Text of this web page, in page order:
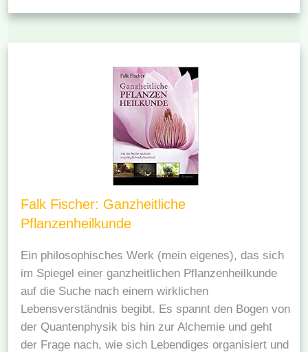
Falk Fischer: Ganzheitliche
Pflanzenheilkunde
Ein philosophisches Werk (mein eigenes), das sich
im Spiegel einer ganzheitlichen Pflanzenheilkunde
auf die Suche nach einem wirklichen
Lebensverständnis begibt. Es spannt den Bogen von
der Quantenphysik bis hin zur Alchemie und geht
der Frage nach, wie sich Lebendiges organisiert und